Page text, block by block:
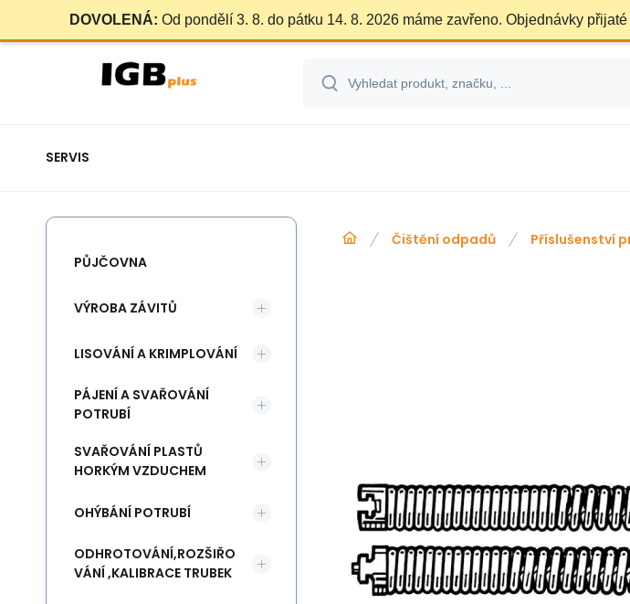
DOVOLENÁ: Od pondělí 3. 8. do pátku 14. 8. 2026 máme zavřeno. Objednávky
SERVIS
Čištění odpadů Příslušenství
PŮJČOVNA
VÝROBA ZÁVITŮ
LISOVÁNÍ A KRIMPLOVÁNÍ
PÁJENÍ A SVAŘOVÁNÍ
POTRUBÍ
SVAŘOVÁNÍ PLASTŮ
HORKÝM VZDUCHEM
OHÝBÁNÍ POTRUBÍ
ODHROTOVÁNÍ,ROZŠIŘO
VÁNÍ ,KALIBRACE TRUBEK